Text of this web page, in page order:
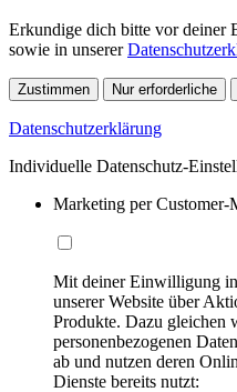
Erkundige dich bitte vor deiner
sowie in unserer
Zustimmen Nur erforderliche
Datenschutzerklärung
Individuelle Datenschutz-
Marketing per Customer-
Mit deiner Einwilligung
unserer Website über
Produkte. Dazu gleichen
personenbezogenen
ab und nutzen deren
Dienste bereits nutzt: